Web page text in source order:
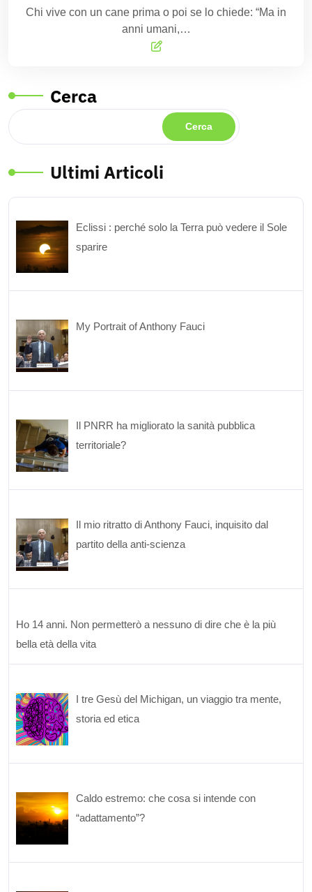
Chi vive con un cane prima o poi se lo chiede: “Ma in
anni umani,…
Cerca
Cerca
Ultimi Articoli
Eclissi : perché solo la Terra può vedere il Sole
sparire
My Portrait of Anthony Fauci
Il PNRR ha migliorato la sanità pubblica
territoriale?
Il mio ritratto di Anthony Fauci, inquisito dal
partito della anti-scienza
Ho 14 anni. Non permetterò a nessuno di dire che è la più
bella età della vita
I tre Gesù del Michigan, un viaggio tra mente,
storia ed etica
Caldo estremo: che cosa si intende con
“adattamento”?